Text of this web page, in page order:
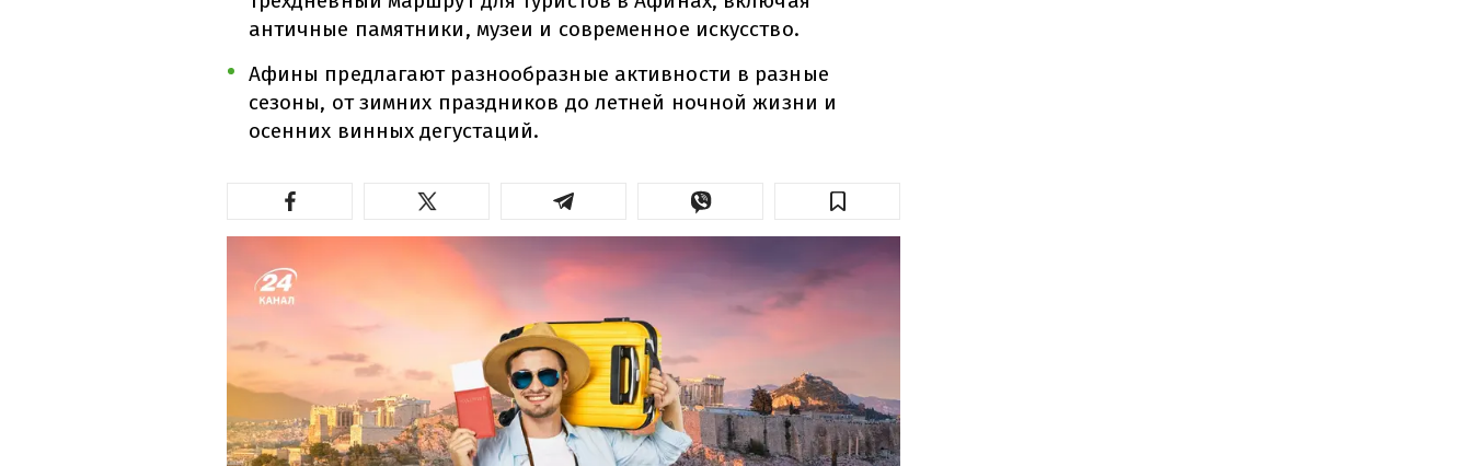
античные памятники, музеи и современное искусство.
Афины предлагают разнообразные активности в разные
сезоны, от зимних праздников до летней ночной жизни и
осенних винных дегустаций.